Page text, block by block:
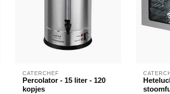
CATERCHEF
Percolator - 15 liter - 120
kopjes